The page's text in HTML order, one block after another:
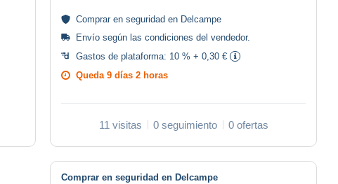
Comprar en seguridad en Delcampe
Envío según las condiciones del vendedor.
Gastos de plataforma: 10 % + 0,30 €
Queda 9 días 2 horas
11 visitas 0 seguimiento 0 ofertas
Comprar en seguridad en Delcampe